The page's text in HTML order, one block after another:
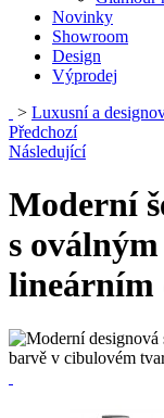
Novinky
Showroom
Design
Výprodej
> Luxusní a
Předchozí
Následující
Moderní
s
lineárním